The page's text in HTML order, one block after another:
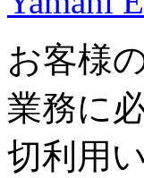
お客様
業務に
切利用